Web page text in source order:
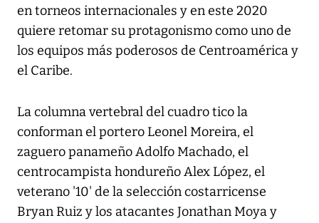
en torneos internacionales y en este 2020
quiere retomar su protagonismo como uno de
los equipos más poderosos de Centroamérica y
el Caribe.
La columna vertebral del cuadro tico la
conforman el portero Leonel Moreira, el
zaguero panameño Adolfo Machado, el
centrocampista hondureño Alex López, el
veterano '10' de la selección costarricense
Bryan Ruiz y los atacantes Jonathan Moya y